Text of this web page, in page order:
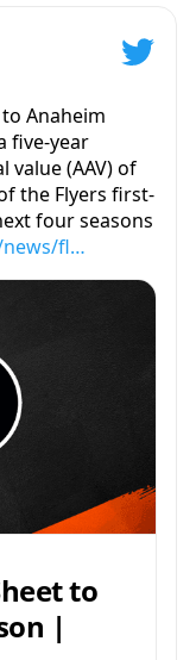
Anaheim
five-year
(AAV) of
the Flyers first-
four seasons
fl…
to
|